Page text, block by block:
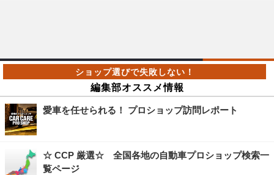
編集部オススメ情報
愛車を任せられる！ プロショップ訪問レポート
☆ CCP 厳選☆ 全国各地の自動車プロショップ検索一
覧ページ